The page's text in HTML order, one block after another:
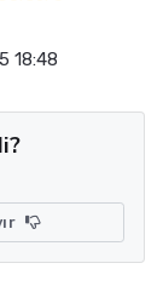
18:48